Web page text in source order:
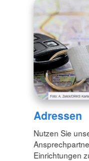
Adressen
Nutzen Sie
Einrichtungen